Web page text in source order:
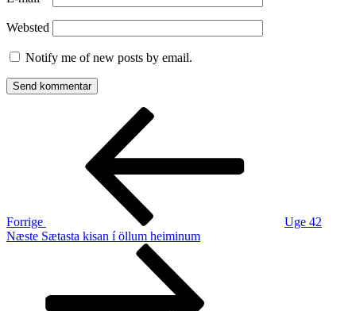
Websted
Notify me of new posts by email.
Indlægsnavigation
Forrige
Uge 42
Næste
Næste Sætasta kisan í öllum heiminum